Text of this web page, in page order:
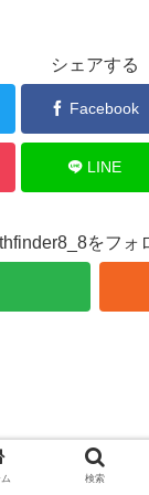
シェアする
Facebook
LINE
をフォ
検索